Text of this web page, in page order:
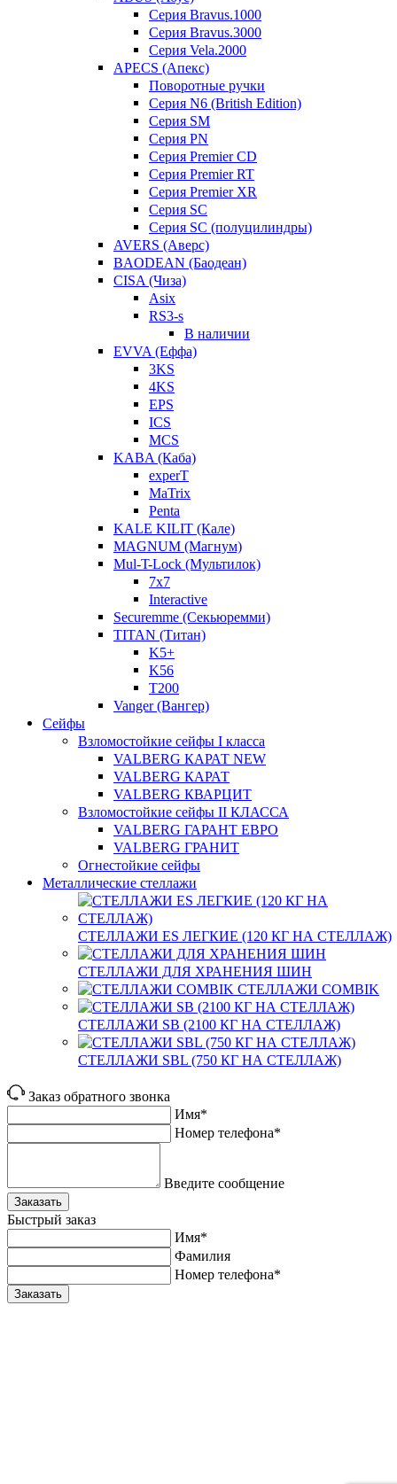
Серия Bravus.1000
Серия Bravus.3000
Серия Vela.2000
APECS (Апекс)
Поворотные ручки
Серия N6 (British Edition)
Серия SM
Серия PN
Серия Premier CD
Серия Premier RT
Серия Premier XR
Серия SC
Серия SC (полуцилиндры)
AVERS (Аверс)
BAODEAN (Баодеан)
CISA (Чиза)
Asix
RS3-s
В наличии
EVVA (Еффа)
3KS
4KS
EPS
ICS
MCS
KABA (Каба)
experT
MaTrix
Penta
KALE KILIT (Кале)
MAGNUM (Магнум)
Mul-T-Lock (Мультилок)
7x7
Interactive
Securemme (Секьюремми)
TITAN (Титан)
K5+
K56
T200
Vanger (Вангер)
Сейфы
Взломостойкие сейфы I класса
VALBERG КАРАТ NEW
VALBERG КАРАТ
VALBERG КВАРЦИТ
Взломостойкие сейфы II КЛАССА
VALBERG ГАРАНТ ЕВРО
VALBERG ГРАНИТ
Огнестойкие сейфы
Металлические стеллажи
СТЕЛЛАЖИ ES ЛЕГКИЕ (120 КГ НА СТЕЛЛАЖ)
СТЕЛЛАЖИ ДЛЯ ХРАНЕНИЯ ШИН
СТЕЛЛАЖИ COMBIK
СТЕЛЛАЖИ SB (2100 КГ НА СТЕЛЛАЖ)
СТЕЛЛАЖИ SBL (750 КГ НА СТЕЛЛАЖ)
Заказ обратного звонка
Имя*
Номер телефона*
Введите сообщение
Заказать
Быстрый заказ
Имя*
Фамилия
Номер телефона*